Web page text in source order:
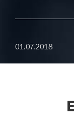
01.07.2018